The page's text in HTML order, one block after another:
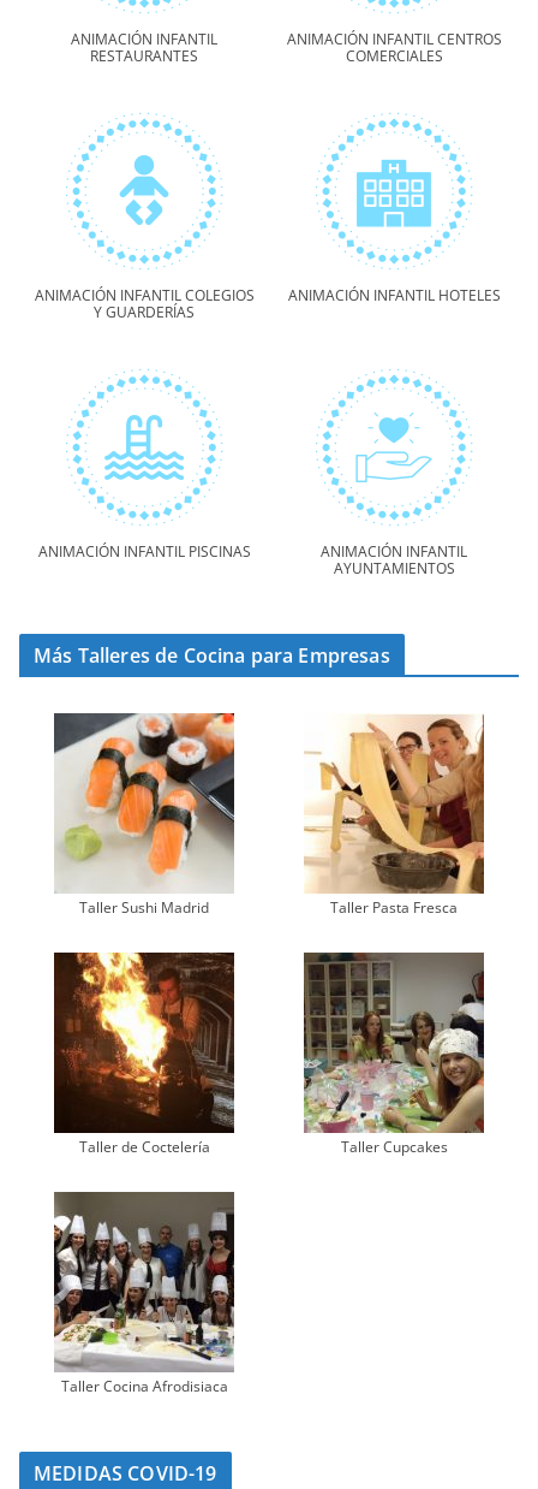
ANIMACIÓN INFANTIL
RESTAURANTES
ANIMACIÓN INFANTIL CENTROS
COMERCIALES
ANIMACIÓN INFANTIL COLEGIOS
Y GUARDERÍAS
ANIMACIÓN INFANTIL HOTELES
ANIMACIÓN INFANTIL PISCINAS
ANIMACIÓN INFANTIL
AYUNTAMIENTOS
Más Talleres de Cocina para Empresas
Taller Sushi Madrid Taller Pasta Fresca
Taller de Coctelería Taller Cupcakes
Taller Cocina Afrodisiaca
MEDIDAS COVID-19